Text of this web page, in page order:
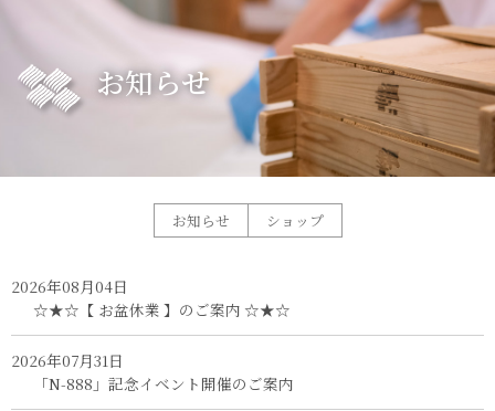
お知らせ
お知らせ ショップ
2026年08月04日
☆★☆【 お盆休業 】のご案内 ☆★☆
2026年07月31日
「N-888」記念イベント開催のご案内